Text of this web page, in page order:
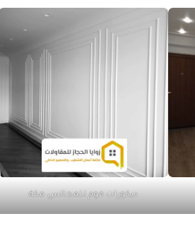
ديكورات فوم للمجالس مكة